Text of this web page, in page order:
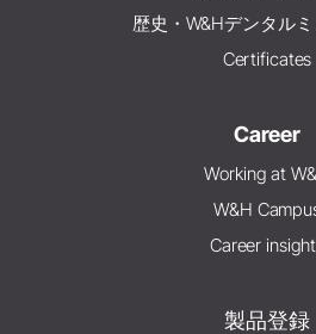
歴史・W&Hデンタル
Certificates
Career
Working at
W&H
Career
製品登録